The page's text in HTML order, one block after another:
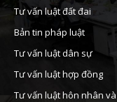
Tư vấn luật đất đai
Bản tin pháp luật
Tư vấn luật dân sự
Tư vấn luật hợp đồng
Tư vấn luật hôn nhân